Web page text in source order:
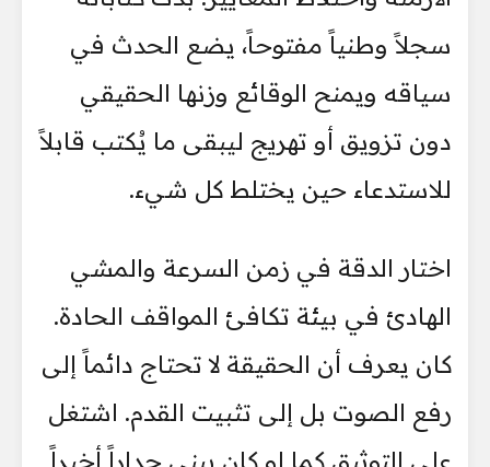
سجلاً وطنياً مفتوحاً، يضع الحدث في
سياقه ويمنح الوقائع وزنها الحقيقي
دون تزويق أو تهريج ليبقى ما يُكتب قابلاً
للاستدعاء حين يختلط كل شيء.
اختار الدقة في زمن السرعة والمشي
الهادئ في بيئة تكافئ المواقف الحادة.
كان يعرف أن الحقيقة لا تحتاج دائماً إلى
رفع الصوت بل إلى تثبيت القدم. اشتغل
على التوثيق كما لو كان يبني جداراً أخيراً